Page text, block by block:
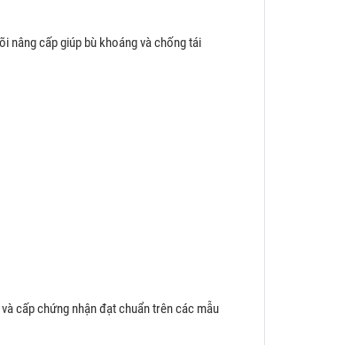
nâng cấp giúp bù khoáng và chống tái
cấp chứng nhận đạt chuẩn trên các mẫu